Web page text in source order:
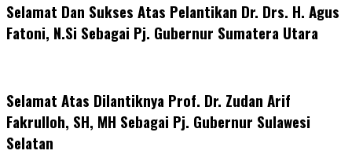
Selamat Dan Sukses Atas Pelantikan Dr. Drs. H. Agus
Fatoni, N.Si Sebagai Pj. Gubernur Sumatera Utara
Selamat Atas Dilantiknya Prof. Dr. Zudan Arif
Fakrulloh, SH, MH Sebagai Pj. Gubernur Sulawesi
Selatan